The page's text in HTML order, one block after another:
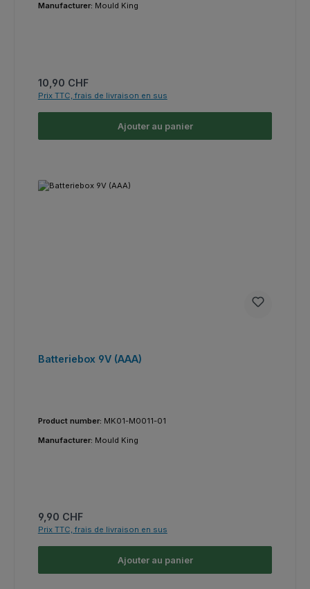
Manufacturer: Mould King
Prix régulier :
10,90 CHF
Prix TTC, frais de livraison en sus
Ajouter au panier
Batteriebox 9V (AAA)
Product number: MK01-M0011-01
Manufacturer: Mould King
Prix régulier :
9,90 CHF
Prix TTC, frais de livraison en sus
Ajouter au panier